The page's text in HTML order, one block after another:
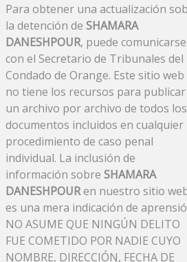
Para obtener una actualización
la detención de SHAMARA
DANESHPOUR, puede comunicarse
con el Secretario de Tribunales del
Condado de Orange. Este sitio web
no tiene los recursos para publicar
un archivo por archivo de todos los
documentos incluidos en cualquier
procedimiento de caso penal
individual. La inclusión de
información sobre SHAMARA
DANESHPOURen nuestro sitio
es una mera indicación de
NO ASUME QUE NINGÚN DELITO
FUE COMETIDO POR NADIE CUYO
NOMBRE, DIRECCIÓN, FECHA DE